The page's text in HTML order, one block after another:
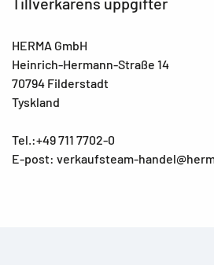
HERMA GmbH
Heinrich-Hermann-Straße 14
70794 Filderstadt
Tyskland
Tel.:+49 711 7702-0
E-post: verkaufsteam-